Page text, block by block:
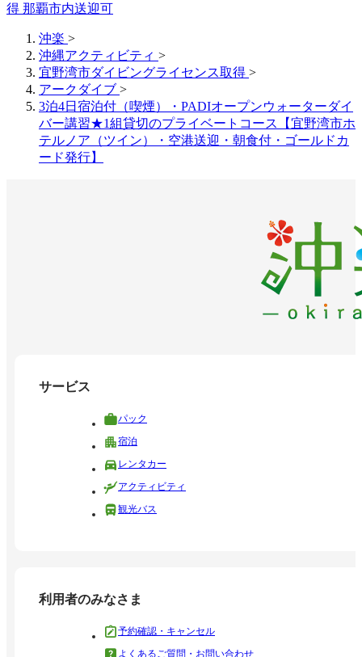
得 那覇市内送迎可
沖楽 >
沖縄アクティビティ >
宜野湾市ダイビングライセンス取得 >
アークダイブ >
3泊4日宿泊付（喫煙）・PADIオープンウォーターダイ
バー講習★1組貸切のプライベートコース【宜野湾市ホ
テルノア（ツイン）・空港送迎・朝食付・ゴールドカ
ード発行】
サービス
パック
宿泊
レンタカー
アクティビティ
観光バス
利用者のみなさま
予約確認・キャンセル
よくあるご質問・お問い合わせ